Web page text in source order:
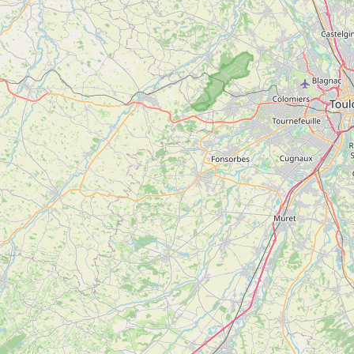
Réservable en ligne
Baptême de spéléologie – Horizon Vertical
SAINT-GIRONS
Voir
plus